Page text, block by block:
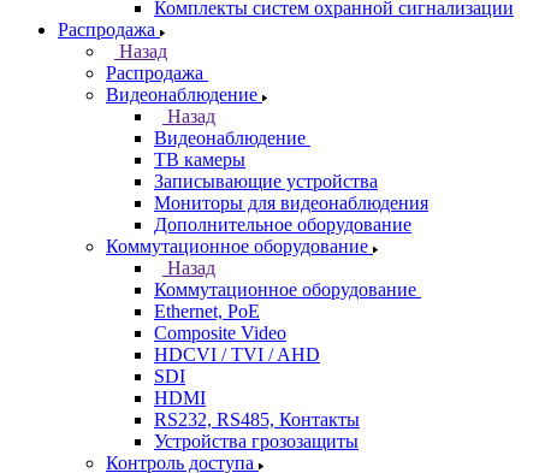
Комплекты систем охранной сигнализации
Распродажа
Назад
Распродажа
Видеонаблюдение
Назад
Видеонаблюдение
ТВ камеры
Записывающие устройства
Мониторы для видеонаблюдения
Дополнительное оборудование
Коммутационное оборудование
Назад
Коммутационное оборудование
Ethernet, PoE
Composite Video
HDCVI / TVI / AHD
SDI
HDMI
RS232, RS485, Контакты
Устройства грозозащиты
Контроль доступа